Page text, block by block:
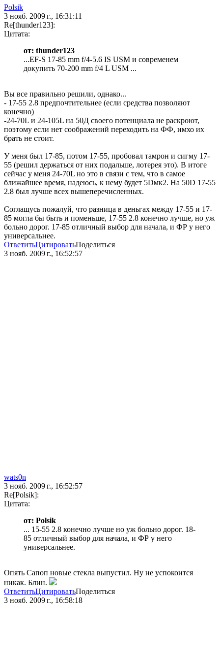
Polsik
3 нояб. 2009 г., 16:31:11
Re[thunder123]:
Цитата:
от: thunder123
...EF-S 17-85 mm f/4-5.6 IS USM и современем
докупить 70-200 mm f/4 L USM ...
Вы все правильно решили, однако...
- 17-55 2.8 предпочтительнее (если средства позволяют
конечно)
-24-70L и 24-105L на 50Д своего потенциала не раскроют,
поэтому если нет соображений переходить на ФФ, имхо их
брать не стоит.
У меня был 17-85, потом 17-55, пробовал тамрон и сигму 17-
55 (решил держаться от них подальше, лотерея это). В итоге
сейчас у меня 24-70L но это в связи с тем, что в самое
ближайшее время, надеюсь, к нему будет 5Dмк2. На 50D 17-55
2.8 был лучше всех вышеперечисленных.
Соглашусь пожалуй, что разница в деньгах между 17-55 и 17-
85 могла бы быть и поменьше, 17-55 2.8 конечно лучше, но уж
больно дорог. 17-85 отличный выбор для начала, и ФР у него
универсальнее.
ОтветитьЦитироватьПоделиться
3 нояб. 2009 г., 16:52:57
wats0n
3 нояб. 2009 г., 16:52:57
Re[Polsik]:
Цитата:
от: Polsik
... 15-55 2.8 конечно лучше но уж больно дорог. 18-
85 отличный выбор для начала, и ФР у него
универсальнее.
Опять Сапоп новые стекла выпустил. Ну не успокоится
никак. Блин.
ОтветитьЦитироватьПоделиться
3 нояб. 2009 г., 16:58:18